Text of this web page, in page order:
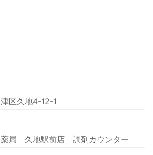
区久地4-12-1
薬局 久地駅前店 調剤カウンター